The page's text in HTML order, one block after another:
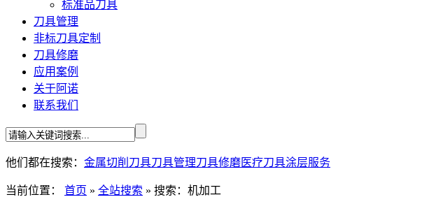
标准品刀具
刀具管理
非标刀具定制
刀具修磨
应用案例
关于阿诺
联系我们
他们都在搜索： 金属切削刀具刀具管理刀具修磨医疗刀具涂层服务
当前位置： 首页 » 全站搜索 » 搜索：机加工